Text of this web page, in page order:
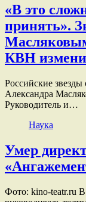
«В это
принять».
КВН
Российские
Александра
Руководитель и…
Наука
Умер
Фото: kino-teatr.ru